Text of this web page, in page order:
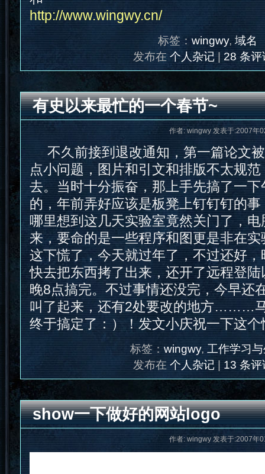
http://www.wingwy.cn/
标签：wingwy,域名
发布在个人杂记| 28 条评
有史以来最忙的一个春节~
作者: wingwy 发表于:2007年
不久前接到退改通知，第一篇论文
点小问题，图片和引文和排版不太规
去。当时十分振奋，那上手先搞了一
的，年前弄好应该是板凳上钉钉钉的
哪里想到这几天实验室竟然关门了，
来，要命的是一些程序和图更是非在
这下慌了，今天就过年了，不过还好
快去把东西拷了出来，还开了远程登
晚8点搞完。不过事情还没完，今早还
叫了起来，还有2处要改的地方………
终于搞定了：）！发文小庆祝一下这
标签：wingwy, 工作学习
发布在个人杂记| 13 条评
show一下做好的网站logo
作者: wingwy 发表于:2007年